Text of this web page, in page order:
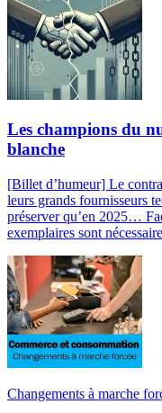
Les champions du
blanche
[Billet d’humeur] Le
leurs grands fournisseurs
préserver qu’en 2025…
exemplaires sont
Changements à marche